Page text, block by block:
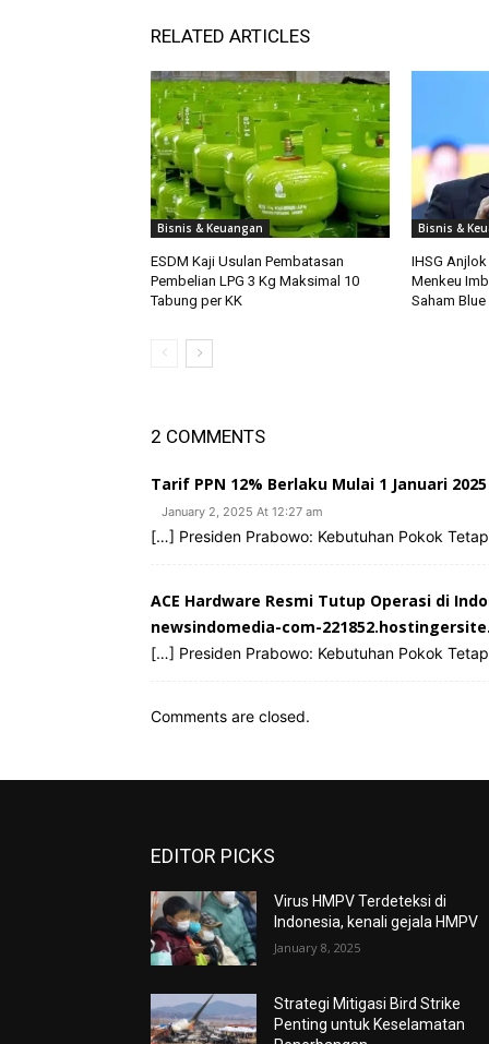
RELATED ARTICLES
Bisnis & Keuangan
ESDM Kaji Usulan Pembatasan
Pembelian LPG 3 Kg Maksimal 10
Tabung per KK
Bisnis &
IHSG
Menkeu
Saham Blue
2 COMMENTS
Tarif PPN 12% Berlaku Mulai 1 Januari
January 2, 2025 At 12:27 am
[…] Presiden Prabowo: Kebutuhan Pokok
ACE Hardware Resmi Tutup Operasi di
newsindomedia-com-
[…] Presiden Prabowo: Kebutuhan Pokok
Comments are closed.
EDITOR PICKS
Virus HMPV Terdeteksi di
Indonesia, kenali gejala HMPV
January 8, 2025
Strategi Mitigasi Bird Strike
Penting untuk Keselamatan